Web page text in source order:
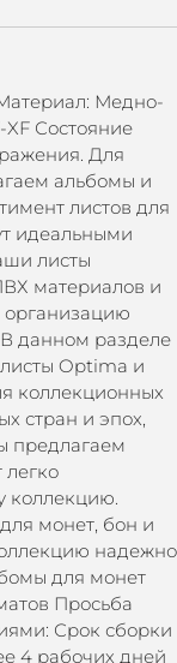
Медно-
XF Состояние
Для
альбомы и
листов для
идеальными
листы
материалов и
организацию
данном разделе
Optima и
коллекционных
стран и эпох,
предлагаем
коллекцию.
монет, бон и
надежно
для монет
Просьба
Срок сборки
4 рабочих дней